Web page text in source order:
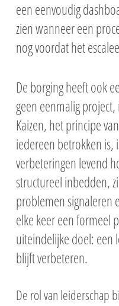
een eenvoudig
zien wanneer een
nog voordat het
De borging heeft ook
geen eenmalig
Kaizen, het principe
iedereen betrokken is,
verbeteringen levend
structureel inbedden,
problemen signaleren
elke keer een formeel
uiteindelijke doel: een
blijft verbeteren.
De rol van leiderschap